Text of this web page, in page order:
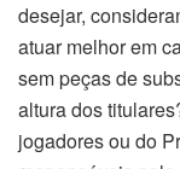
desejar,
atuar melhor em
sem peças de
altura dos
jogadores ou do